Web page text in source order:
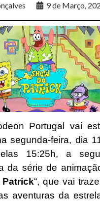
9 de Março,
Portugal vai
segunda-feira, dia
15:25h, a
da série de
“, que vai
aventuras da